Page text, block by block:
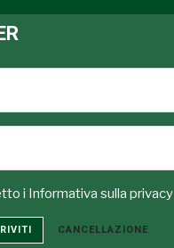
i Informativa sulla privacy
CANCELLAZIONE